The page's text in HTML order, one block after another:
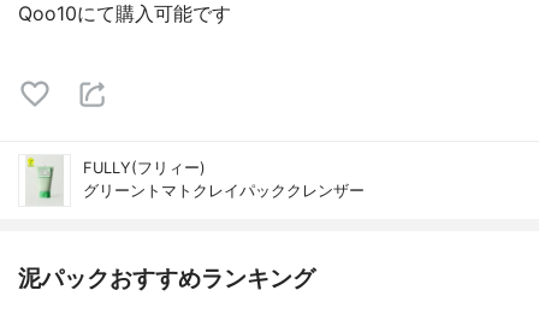
Qoo10にて購入可能です
FULLY(フリィー)
グリーントマトクレイパッククレンザー
泥パックおすすめランキング